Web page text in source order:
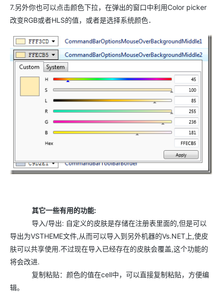
7.另外你也可以点击颜色下拉，在弹出的窗口中利用Color picker
改变RGB或者HLS的值，或者是选择系统颜色．
其它一些有用的功能:
导入/导出: 自定义的皮肤是存储在注册表里面的,但是可以
导出为VSTHEME文件,从而可以导入到另外机器的Vs.NET上,使皮
肤可以共享使用.不过现在导入已经存在的皮肤会覆盖,这个功能的
将会改进.
复制粘贴：颜色的值在cell中，可以直接复制粘贴，方便编
辑。